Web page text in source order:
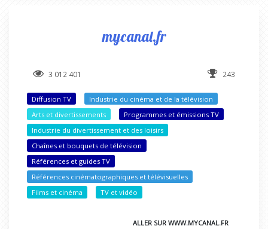
mycanal.fr
3 012 401 243
Diffusion TV
Industrie du cinéma et de la télévision
Arts et divertissements
Programmes et émissions TV
Industrie du divertissement et des loisirs
Chaînes et bouquets de télévision
Références et guides TV
Références cinématographiques et télévisuelles
Films et cinéma
TV et vidéo
ALLER SUR WWW.MYCANAL.FR